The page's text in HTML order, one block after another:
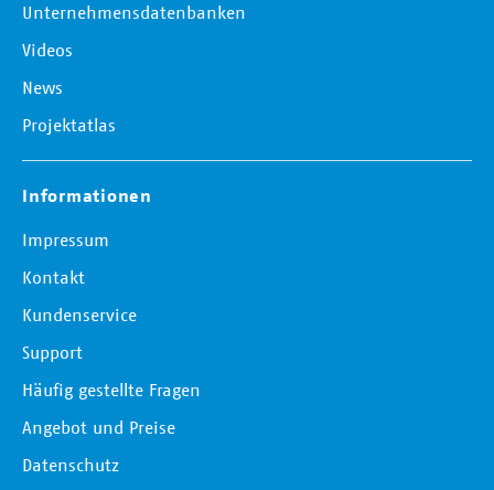
Unternehmensdatenbanken
Videos
News
Projektatlas
Informationen
Impressum
Kontakt
Kundenservice
Support
Häufig gestellte Fragen
Angebot und Preise
Datenschutz